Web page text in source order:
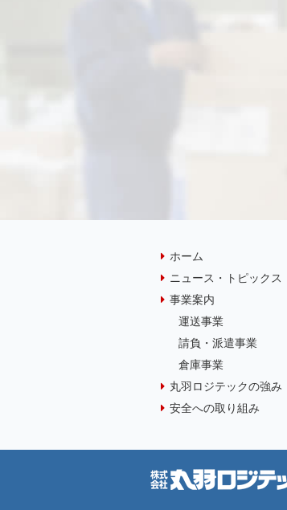
ホーム
ニュース・トピックス
事業案内
運送事業
請負・派遣事業
倉庫事業
丸羽ロジテックの強み
安全への取り組み